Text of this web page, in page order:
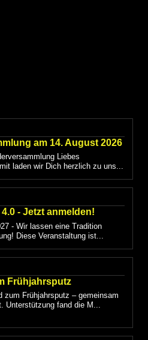
am 14. August 2026
Liebes
laden wir Dich herzlich zu uns...
- Jetzt anmelden!
- Wir lassen eine Tradition
Diese Veranstaltung ist...
Frühjahrsputz
zum Frühjahrsputz – gemeinsam
Unterstützung fand die M...